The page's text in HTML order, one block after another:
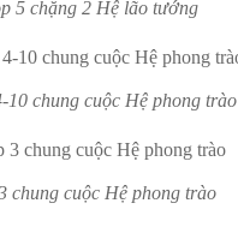
5 chặng 2 Hệ lão tướng
10 chung cuộc Hệ phong trào
chung cuộc Hệ phong trào